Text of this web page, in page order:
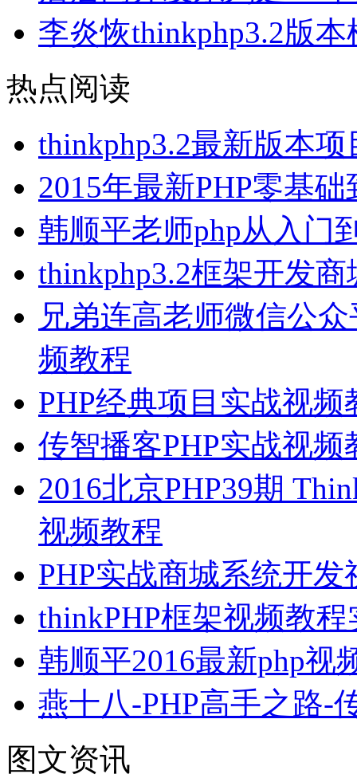
李炎恢thinkphp3.2版
热点阅读
thinkphp3.2最新版本
2015年最新PHP零基
韩顺平老师php从入门
thinkphp3.2框架开发
兄弟连高老师微信公
频教程
PHP经典项目实战视频
传智播客PHP实战视
2016北京PHP39期
视频教程
PHP实战商城系统开发
thinkPHP框架视频教
韩顺平2016最新php视
燕十八-PHP高手之路-
图文资讯